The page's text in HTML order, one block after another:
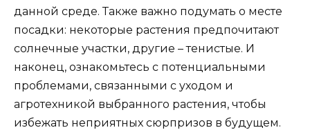
данной среде. Также важно подумать о месте
посадки: некоторые растения предпочитают
солнечные участки, другие – тенистые. И
наконец, ознакомьтесь с потенциальными
проблемами, связанными с уходом и
агротехникой выбранного растения, чтобы
избежать неприятных сюрпризов в будущем.